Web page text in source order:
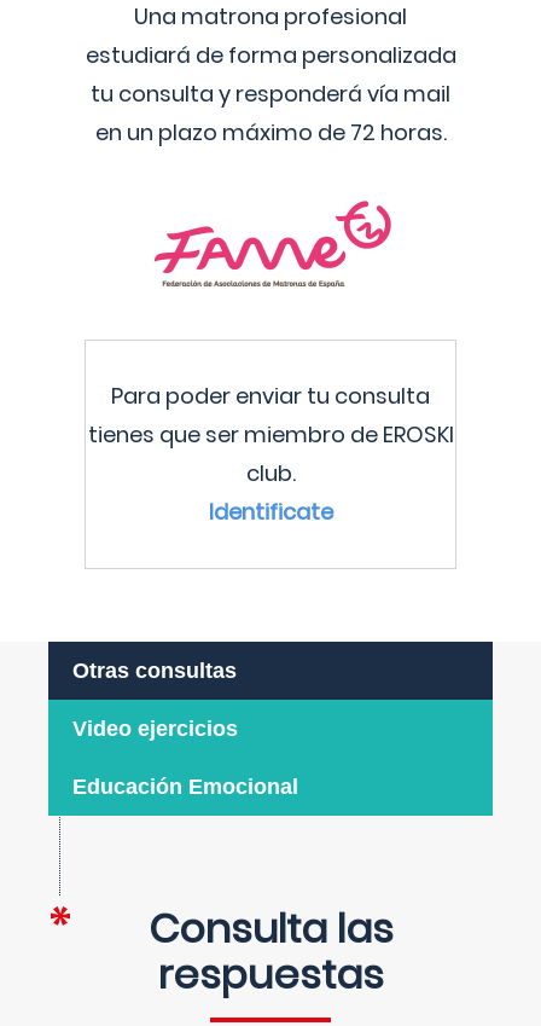
Una matrona profesional
estudiará de forma personalizada
tu consulta y responderá vía mail
en un plazo máximo de 72 horas.
Para poder enviar tu consulta
tienes que ser miembro de EROSKI
club.
Identificate
Otras consultas
Video ejercicios
Educación Emocional
Consulta las
respuestas